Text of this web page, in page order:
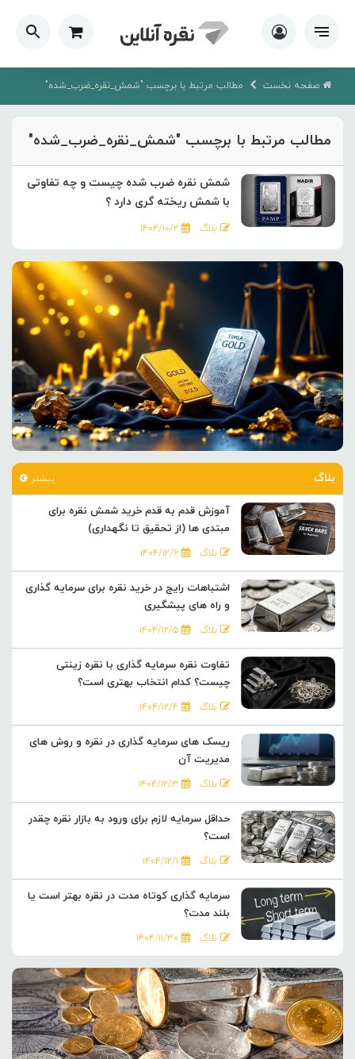
صفحه نخست مطالب مرتبط با برچسب "شمش_نقره_ضرب_شده"
مطالب مرتبط با برچسب "شمش_نقره_ضرب_شده"
شمش نقره ضرب شده چیست و چه تفاوتی
با شمش ریخته گری دارد ؟
بلاگ ۱۴۰۴/۱۰/۲
بلاگ بیشتر
آموزش قدم به قدم خرید شمش نقره برای
مبتدی ها (از تحقیق تا نگهداری)
بلاگ ۱۴۰۴/۱۲/۶
اشتباهات رایج در خرید نقره برای سرمایه گذاری
و راه های پیشگیری
بلاگ ۱۴۰۴/۱۲/۵
تفاوت نقره سرمایه گذاری با نقره زینتی
چیست؟ کدام انتخاب بهتری است؟
بلاگ ۱۴۰۴/۱۲/۴
ریسک های سرمایه گذاری در نقره و روش های
مدیریت آن
بلاگ ۱۴۰۴/۱۲/۳
حداقل سرمایه لازم برای ورود به بازار نقره چقدر
است؟
بلاگ ۱۴۰۴/۱۲/۱
سرمایه گذاری کوتاه مدت در نقره بهتر است یا
بلند مدت؟
بلاگ ۱۴۰۴/۱۱/۳۰